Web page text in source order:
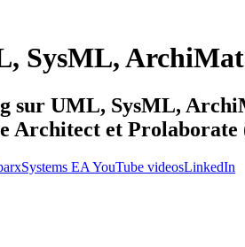
SysML,
sur UML, SysML,
Architect et Prolaborate
EA YouTube videosLinkedIn